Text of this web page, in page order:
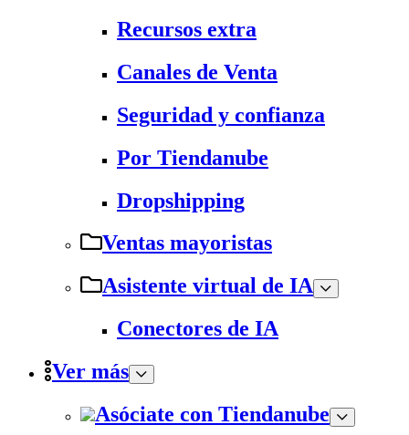
Recursos extra
Canales de Venta
Seguridad y confianza
Por Tiendanube
Dropshipping
Ventas mayoristas
Asistente virtual de IA
Conectores de IA
Ver más
Asóciate con Tiendanube